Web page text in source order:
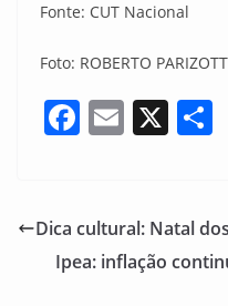
Fonte: CUT Nacional
Foto: ROBERTO
F
e
b
E
l
X
e
Dica cultural: Natal
Ipea: inflação